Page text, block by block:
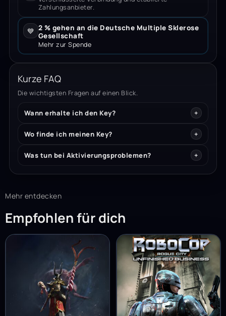
Zahlungsanbieter.
💙 2 % gehen an die Deutsche Multiple Sklerose
Gesellschaft
Mehr zur Spende
Kurze FAQ
Die wichtigsten Fragen auf einen Blick.
Wann erhalte ich den Key?
Wo finde ich meinen Key?
Was tun bei Aktivierungsproblemen?
Mehr entdecken
Empfohlen für dich